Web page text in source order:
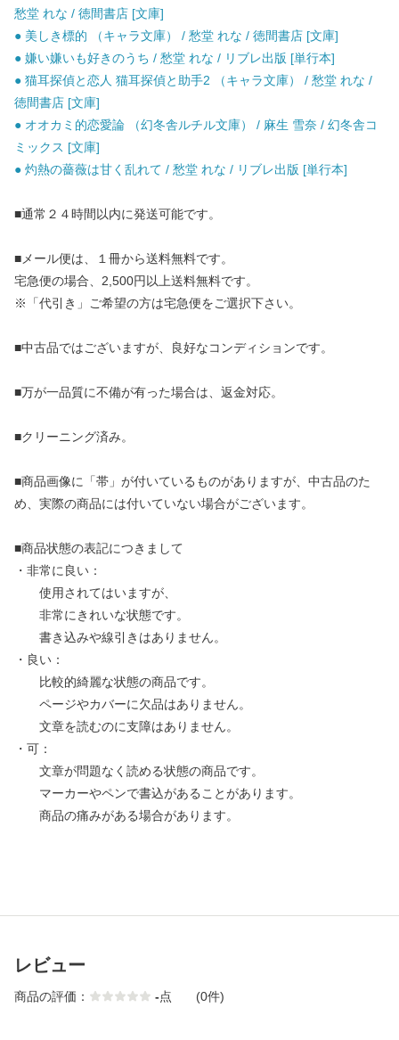
愁堂 れな / 徳間書店 [文庫]
● 美しき標的 （キャラ文庫） / 愁堂 れな / 徳間書店 [文庫]
● 嫌い嫌いも好きのうち / 愁堂 れな / リブレ出版 [単行本]
● 猫耳探偵と恋人 猫耳探偵と助手2 （キャラ文庫） / 愁堂 れな /
徳間書店 [文庫]
● オオカミ的恋愛論 （幻冬舎ルチル文庫） / 麻生 雪奈 / 幻冬舎コ
ミックス [文庫]
● 灼熱の薔薇は甘く乱れて / 愁堂 れな / リブレ出版 [単行本]
■通常２４時間以内に発送可能です。
■メール便は、１冊から送料無料です。
宅急便の場合、2,500円以上送料無料です。
※「代引き」ご希望の方は宅急便をご選択下さい。
■中古品ではございますが、良好なコンディションです。
■万が一品質に不備が有った場合は、返金対応。
■クリーニング済み。
■商品画像に「帯」が付いているものがありますが、中古品のた
め、実際の商品には付いていない場合がございます。
■商品状態の表記につきまして
・非常に良い：
使用されてはいますが、
非常にきれいな状態です。
書き込みや線引きはありません。
・良い：
比較的綺麗な状態の商品です。
ページやカバーに欠品はありません。
文章を読むのに支障はありません。
・可：
文章が問題なく読める状態の商品です。
マーカーやペンで書込があることがあります。
商品の痛みがある場合があります。
レビュー
商品の評価： -点 (0件)